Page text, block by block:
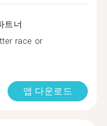
트너
race or
앱 다운로드